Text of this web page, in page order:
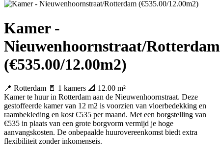
Kamer -
Nieuwenhoornstraat/Rotterdam
(€535.00/12.00m2)
📍 Rotterdam 🚪 1 kamers 📐 12.00 m²
Kamer te huur in Rotterdam aan de Nieuwenhoornstraat. Deze
gestoffeerde kamer van 12 m2 is voorzien van vloerbedekking en
raambekleding en kost €535 per maand. Met een borgstelling van
€535 in plaats van een grote borgvorm vermijd je hoge
aanvangskosten. De onbepaalde huurovereenkomst biedt extra
flexibiliteit zonder inkomenseis.